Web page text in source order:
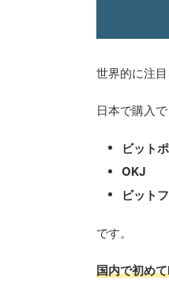
世界的に注
日本で購入で
ビット
OKJ
ビット
です。
国内で初め